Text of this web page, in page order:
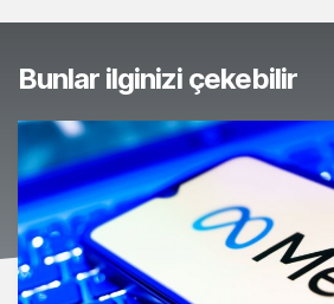
Bunlar ilginizi çekebilir